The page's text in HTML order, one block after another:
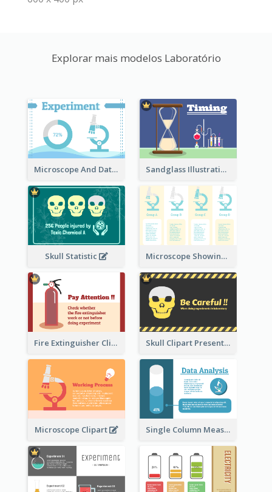
Explorar mais modelos Laboratório
Microscope And Data Clipart Sandglass Illustration
Skull Statistic Microscope Showing Comparison
Fire Extinguisher Clipart Skull Clipart Presenting Dangerous
Microscope Clipart Single Column Measurement